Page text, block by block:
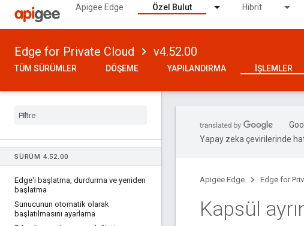
Apigee Edge Özel Bulut Hibrit
Edge for Private Cloud v4.52.00
TÜM SÜRÜMLER DÖŞEME YAPILANDIRMA İŞLEMLER
SÜRÜM 4.52.00
Edge'i başlatma, durdurma ve yeniden
başlatma
Sunucunun otomatik olarak
başlatılmasını ayarlama
Yapay zeka çevirilerinde
Apigee Edge Edge for
Kapsül